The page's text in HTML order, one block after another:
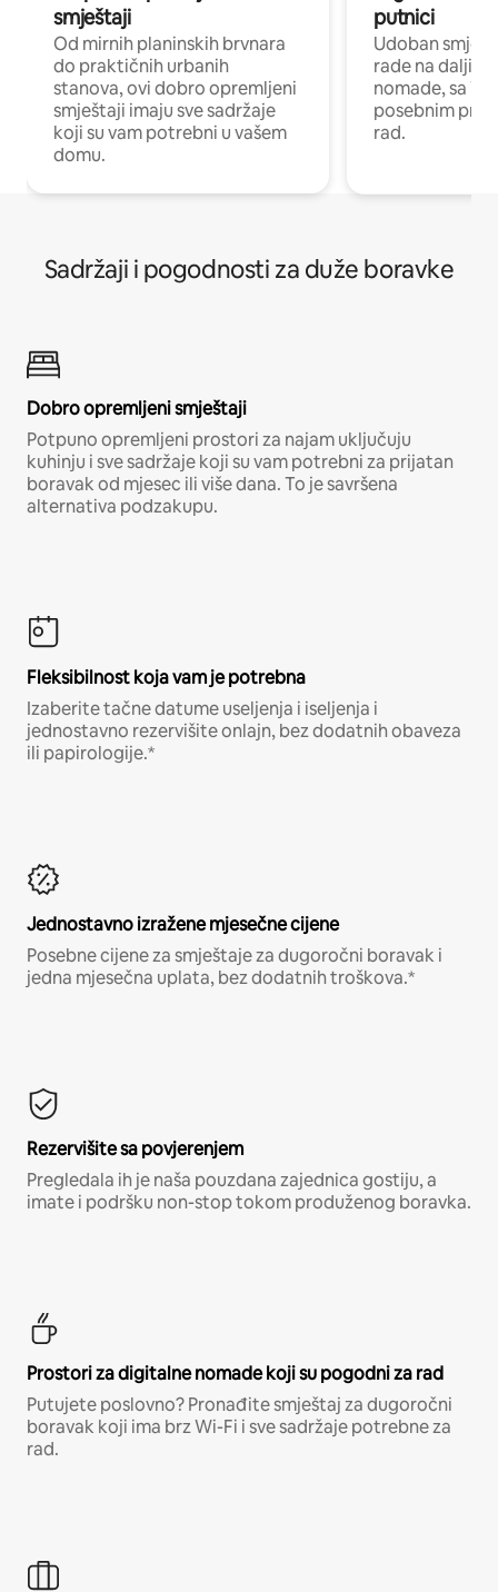
smještaji
Od mirnih planinskih brvnara
do praktičnih urbanih
stanova, ovi dobro opremljeni
smještaji imaju sve sadržaje
koji su vam potrebni u vašem
domu.
putnici
Udoban
rade na
nomade, sa
posebnim
rad.
Sadržaji i pogodnosti za duže boravke
Dobro opremljeni smještaji
Potpuno opremljeni prostori za najam uključuju
kuhinju i sve sadržaje koji su vam potrebni za prijatan
boravak od mjesec ili više dana. To je savršena
alternativa podzakupu.
Fleksibilnost koja vam je potrebna
Izaberite tačne datume useljenja i iseljenja i
jednostavno rezervišite onlajn, bez dodatnih obaveza
ili papirologije.*
Jednostavno izražene mjesečne cijene
Posebne cijene za smještaje za dugoročni boravak i
jedna mjesečna uplata, bez dodatnih troškova.*
Rezervišite sa povjerenjem
Pregledala ih je naša pouzdana zajednica gostiju, a
imate i podršku non-stop tokom produženog boravka.
Prostori za digitalne nomade koji su pogodni za rad
Putujete poslovno? Pronađite smještaj za dugoročni
boravak koji ima brz Wi-Fi i sve sadržaje potrebne za
rad.